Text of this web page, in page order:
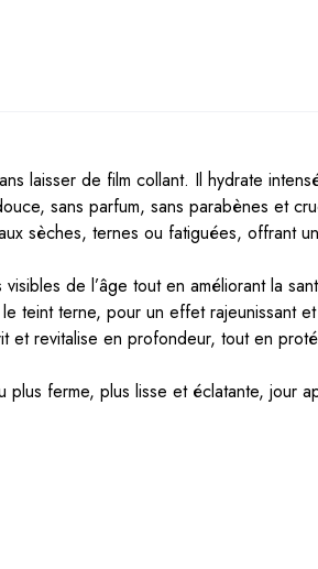
laisser de film collant. Il hydrate
sans parfum, sans parabènes et
sèches, ternes ou fatiguées, offrant
de l’âge tout en améliorant la
teint terne, pour un effet rajeunissant
revitalise en profondeur, tout en
ferme, plus lisse et éclatante, jour